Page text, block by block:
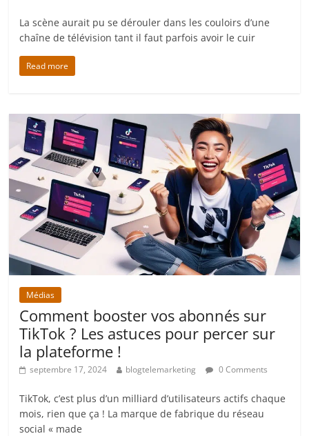
La scène aurait pu se dérouler dans les couloirs d’une
chaîne de télévision tant il faut parfois avoir le cuir
Read more
Médias
Comment booster vos abonnés sur
TikTok ? Les astuces pour percer sur
la plateforme !
septembre 17, 2024 blogtelemarketing 0 Comments
TikTok, c’est plus d’un milliard d’utilisateurs actifs chaque
mois, rien que ça ! La marque de fabrique du réseau
social « made